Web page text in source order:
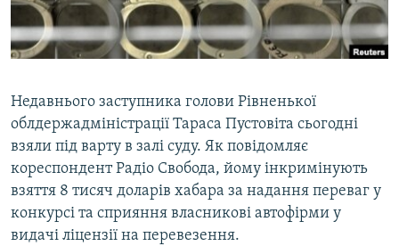
ПОДКАСТИ
РУС
УКР
ДОЛУЧАЙСЯ!
Недавнього заступника голови Рівненької
облдержадміністрації Тараса Пустовіта сьогодні
взяли під варту в залі суду. Як повідомляє
кореспондент Радіо Свобода, йому інкримінують
взяття 8 тисяч доларів хабара за надання переваг у
конкурсі та сприяння власникові автофірми у
видачі ліцензії на перевезення.